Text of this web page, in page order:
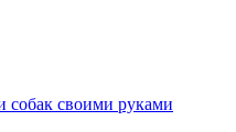
собак своими руками